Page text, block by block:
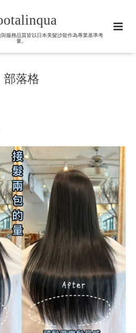
服務品質皆以日本美髮沙龍作為專業基準考
量。
部落格